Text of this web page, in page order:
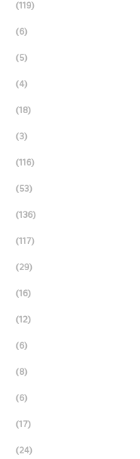
(119)
(6)
(5)
(4)
(18)
(3)
(116)
(53)
(136)
(117)
(29)
(16)
(12)
(6)
(8)
(6)
(17)
(24)